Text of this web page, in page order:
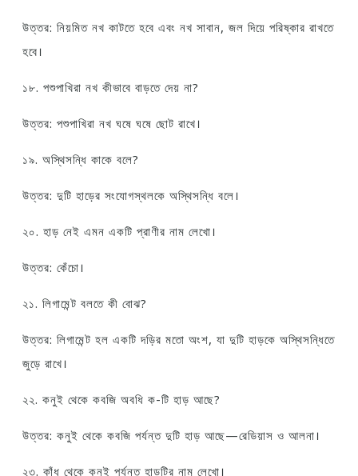
উত্তর: নিয়মিত নখ কাটতে হবে এবং নখ সাবান, জল দিয়ে পরিষ্কার রাখতে
হবে।
১৮. পশুপাখিরা নখ কীভাবে বাড়তে দেয় না?
উত্তর: পশুপাখিরা নখ ঘষে ঘষে ছোট রাখে।
১৯. অস্থিসন্ধি কাকে বলে?
উত্তর: দুটি হাড়ের সংযোগস্থলকে অস্থিসন্ধি বলে।
২০. হাড় নেই এমন একটি প্রাণীর নাম লেখো।
উত্তর: কেঁচো।
২১. লিগামেন্ট বলতে কী বোঝ?
উত্তর: লিগামেন্ট হল একটি দড়ির মতো অংশ, যা দুটি হাড়কে অস্থিসন্ধিতে
জুড়ে রাখে।
২২. কনুই থেকে কবজি অবধি ক-টি হাড় আছে?
উত্তর: কনুই থেকে কবজি পর্যন্ত দুটি হাড় আছে—রেডিয়াস ও আলনা।
২৩. কাঁধ থেকে কনুই পর্যন্ত হাড়টির নাম লেখো।